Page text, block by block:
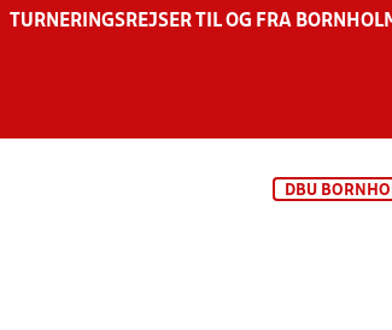
TURNERINGSREJSER TIL OG FRA
DBU